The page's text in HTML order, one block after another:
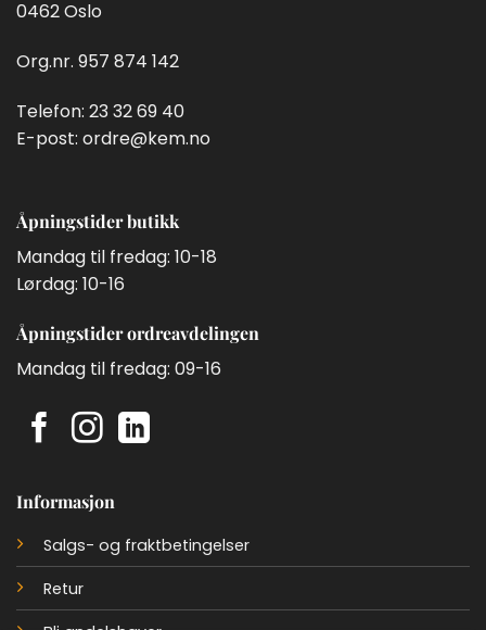
0462 Oslo
Org.nr. 957 874 142
Telefon: 23 32 69 40
E-post: ordre@kem.no
Åpningstider butikk
Mandag til fredag: 10-18
Lørdag: 10-16
Åpningstider ordreavdelingen
Mandag til fredag: 09-16
Informasjon
Salgs- og fraktbetingelser
Retur